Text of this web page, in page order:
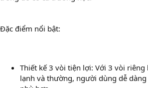
Đặc điểm nổi bật:
Thiết kế 3 vòi tiện lợi: Với 3 vòi
lạnh và thường, người dùng dễ